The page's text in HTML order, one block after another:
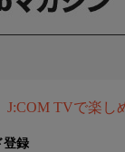
J:COM TVで楽し
登録